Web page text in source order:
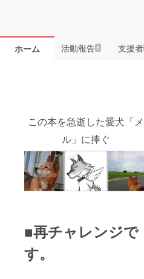
ホーム 活動報告5 支援者
この本を急逝した愛犬「メ
ル」に捧ぐ
■再チャレンジで
す。